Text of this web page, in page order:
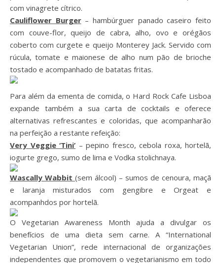
com vinagrete cítrico.
Cauliflower Burger– hambúrguer panado caseiro feito
com couve-flor, queijo de cabra, alho, ovo e orégãos
coberto com curgete e queijo Monterey Jack. Servido com
rúcula, tomate e maionese de alho num pão de brioche
tostado e acompanhado de batatas fritas.
Para além da ementa de comida, o Hard Rock Cafe Lisboa
expande também a sua carta de cocktails e oferece
alternativas refrescantes e coloridas, que acompanharão
na perfeição a restante refeição:
Very Veggie ‘Tini’ – pepino fresco, cebola roxa, hortelã,
iogurte grego, sumo de lima e Vodka stolichnaya.
Wascally Wabbit (sem álcool) – sumos de cenoura, maçã
e laranja misturados com gengibre e Orgeat e
acompanhdos por hortelã.
O Vegetarian Awareness Month ajuda a divulgar os
benefícios de uma dieta sem carne. A “International
Vegetarian Union”, rede internacional de organizações
independentes que promovem o vegetarianismo em todo